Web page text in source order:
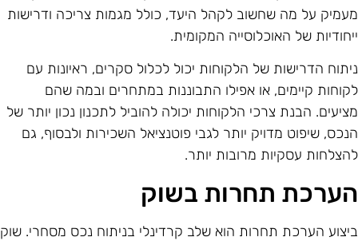
על מה שחשוב לקהל היעד, כולל מגמות צריכה ודרישות
של האוכלוסייה המקומית.
הדרישות של הלקוחות יכול לכלול סקרים, ראיונות עם
קיימים, או אפילו התבוננות במתחרים ובמה שהם
הבנת צרכי הלקוחות יכולה להוביל לתכנון נכון יותר של
שיפוט מדויק יותר לגבי פוטנציאל השכירות ולבסוף, גם
עסקיות מרובות יותר.
תחרות בשוק
הערכת תחרות הוא שלב קרדינלי בניתוח נכס מסחרי. שוק